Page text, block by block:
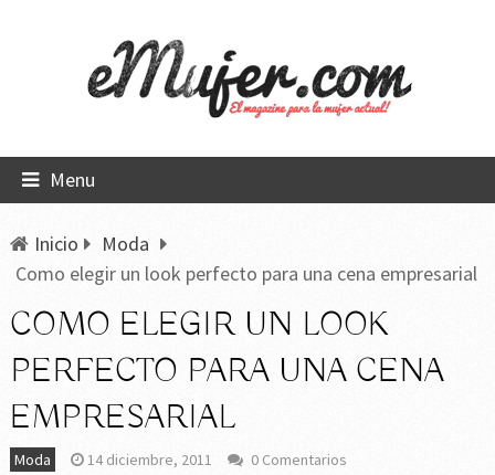
Menu
Inicio
Moda
Como elegir un look perfecto para una cena empresarial
COMO ELEGIR UN LOOK
PERFECTO PARA UNA CENA
EMPRESARIAL
Moda 14 diciembre, 2011
0 Comentarios